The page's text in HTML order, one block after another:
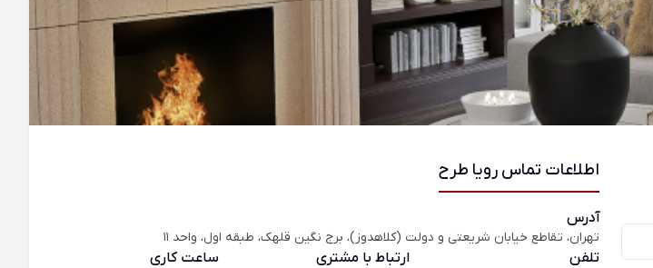
اطلاعات تماس رویا طرح
آدرس
تهران، تقاطع خیابان شریعتی و دولت (کلاهدوز)، برج نگین قلهک، طبقه اول، واحد 11
تلفن ارتباط با مشتری ساعت کاری